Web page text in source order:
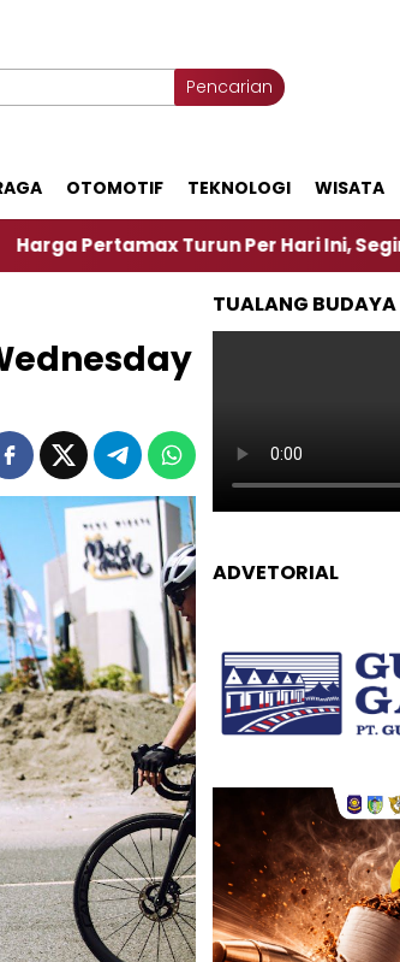
Pencarian
OTOMOTIF TEKNOLOGI WISATA
Turun Per Hari Ini, Segini Harganya
TUALANG BUDAYA
ADVETORIAL